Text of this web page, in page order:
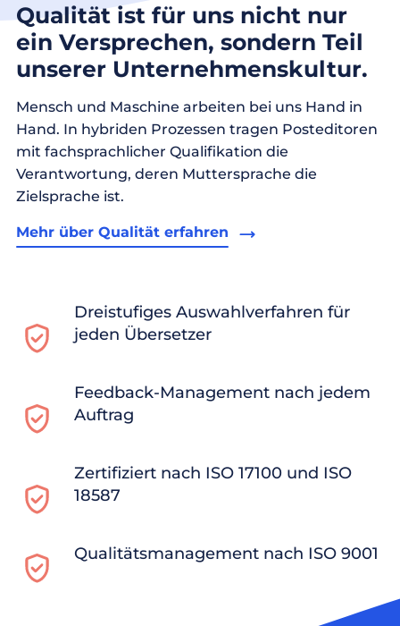
Qualität ist für uns nicht nur
ein Versprechen, sondern Teil
unserer Unternehmenskultur.
Mensch und Maschine arbeiten bei uns Hand in
Hand. In hybriden Prozessen tragen Posteditoren
mit fachsprachlicher Qualifikation die
Verantwortung, deren Muttersprache die
Zielsprache ist.
Mehr über Qualität erfahren
Dreistufiges Auswahlverfahren für
jeden Übersetzer
Feedback-Management nach jedem
Auftrag
Zertifiziert nach ISO 17100 und ISO
18587
Qualitätsmanagement nach ISO 9001